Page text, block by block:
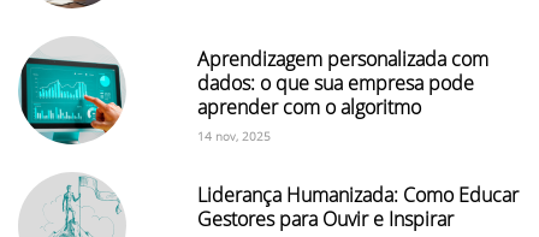
Aprendizagem personalizada com
dados: o que sua empresa pode
aprender com o algoritmo
14 nov, 2025
Liderança Humanizada: Como Educar
Gestores para Ouvir e Inspirar